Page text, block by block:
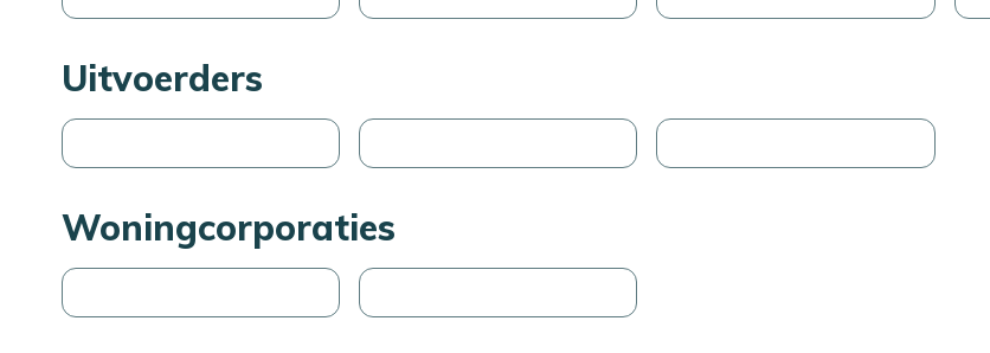
Uitvoerders
Woningcorporaties